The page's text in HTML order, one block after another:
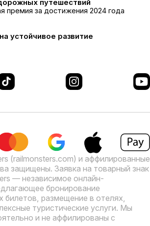
путешествий
премия за достижения 2024 года
устойчивое развитие
(railmonsters.com) и аффилированные
защищены. Заявка на товарный знак
— независимое онлайн-
бронирование
размещение в отелях,
туристические услуги. Мы
и не аффилированы с